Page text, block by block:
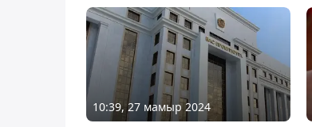
10:39, 27 мамыр 2024